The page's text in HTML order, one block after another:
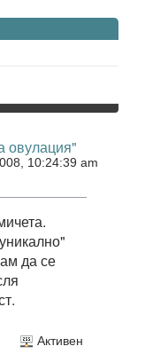
овулация"
10:24:39 am
да се
Активен